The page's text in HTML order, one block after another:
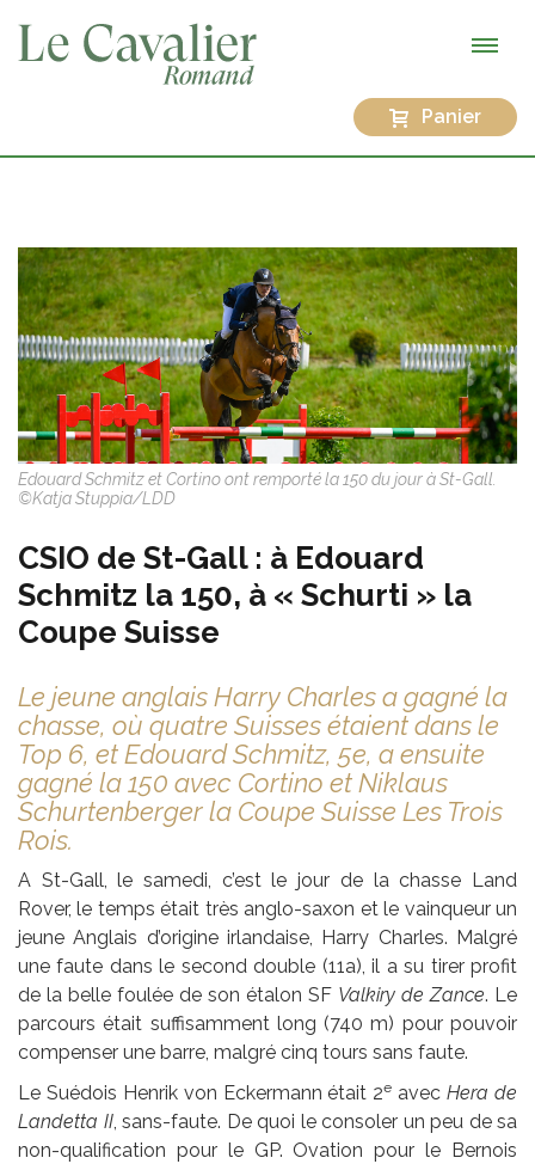
Panier
Edouard Schmitz et Cortino ont remporté la 150 du jour à St-Gall.
©Katja Stuppia/LDD
CSIO de St-Gall : à Edouard
Schmitz la 150, à « Schurti » la
Coupe Suisse
Le jeune anglais Harry Charles a gagné la
chasse, où quatre Suisses étaient dans le
Top 6, et Edouard Schmitz, 5e, a ensuite
gagné la 150 avec Cortino et Niklaus
Schurtenberger la Coupe Suisse Les Trois
Rois.
A St-Gall, le samedi, c’est le jour de la chasse Land
Rover, le temps était très anglo-saxon et le vainqueur un
jeune Anglais d’origine irlandaise, Harry Charles. Malgré
une faute dans le second double (11a), il a su tirer profit
de la belle foulée de son étalon SF Valkiry de Zance. Le
parcours était suffisamment long (740 m) pour pouvoir
compenser une barre, malgré cinq tours sans faute.
Le Suédois Henrik von Eckermann était 2e avecHera de
Landetta II, sans-faute. De quoi le consoler un peu de sa
non-qualification pour le GP. Ovation pour le Bernois